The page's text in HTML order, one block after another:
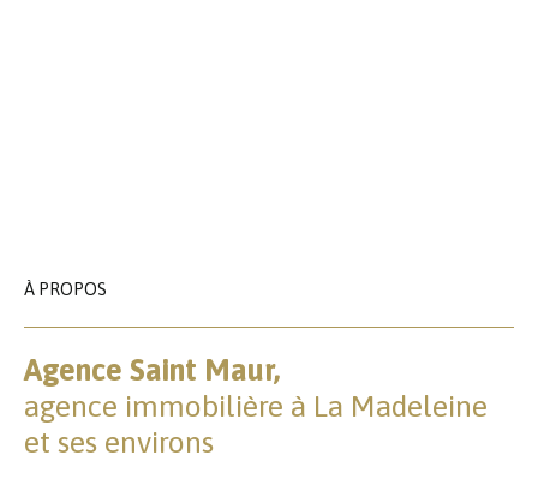
À PROPOS
Agence Saint Maur,
agence immobilière à La Madeleine
et ses environs